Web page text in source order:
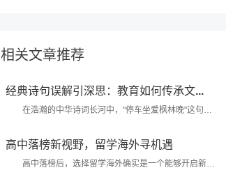
相关文章推荐
经典诗句误解引深思：教育如何传承文...
在浩瀚的中华诗词长河中，"停车坐爱枫林晚"这句出
的画面感，千百年来一直为世人所传颂...
高中落榜新视野，留学海外寻机遇
高中落榜后，选择留学海外确实是一个能够开启新视